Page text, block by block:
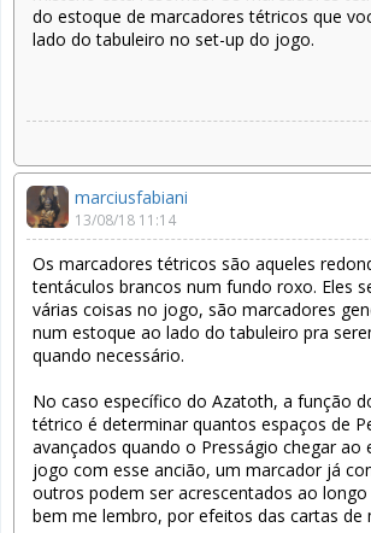
do estoque de marcadores tétricos que
lado do tabuleiro no set-up do jogo.
marciusfabiani
13/08/18 11:14
Os marcadores tétricos são aqueles
tentáculos brancos num fundo roxo. Eles
várias coisas no jogo, são marcadores
num estoque ao lado do tabuleiro pra
quando necessário.
No caso específico do Azatoth, a função
tétrico é determinar quantos espaços de
avançados quando o Presságio chegar ao
jogo com esse ancião, um marcador já
outros podem ser acrescentados ao longo
bem me lembro, por efeitos das cartas de